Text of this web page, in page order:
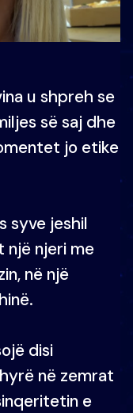
u shpreh se
së saj dhe
jo etike
syve jeshil
një njeri me
në një
disi
në zemrat
e